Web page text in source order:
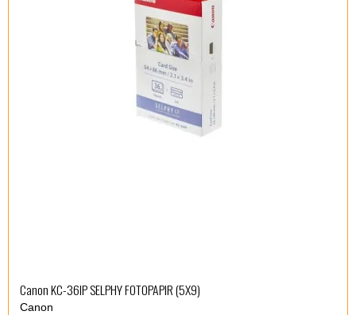
Canon KC-36IP SELPHY FOTOPAPIR (5X9)
Canon